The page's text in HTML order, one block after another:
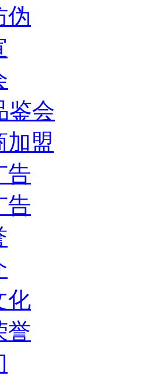
伪
鉴会
加盟
告
告
化
誉